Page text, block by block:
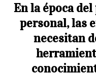
En la época
personal, las
necesitan